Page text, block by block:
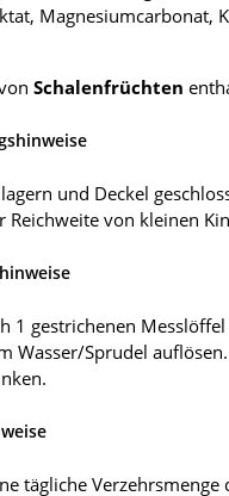
Magnesiumcarbonat,
Schalenfrüchten
und Deckel
Reichweite von kleinen
1 gestrichenen
Wasser/Sprudel
tägliche Verzehrsmenge